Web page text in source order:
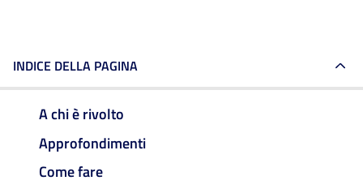
INDICE DELLA PAGINA
A chi è rivolto
Approfondimenti
Come fare